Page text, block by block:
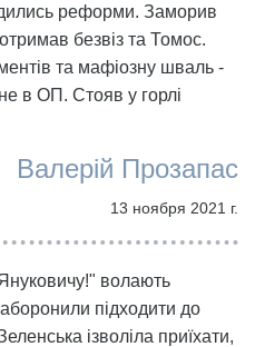
реформи. Заморив
отримав безвіз та Томос.
та мафіозну шваль -
в ОП. Стояв у горлі
Валерій Прозапас
13 ноября 2021 г.
волають
підходити до
ізволіла приїхати,